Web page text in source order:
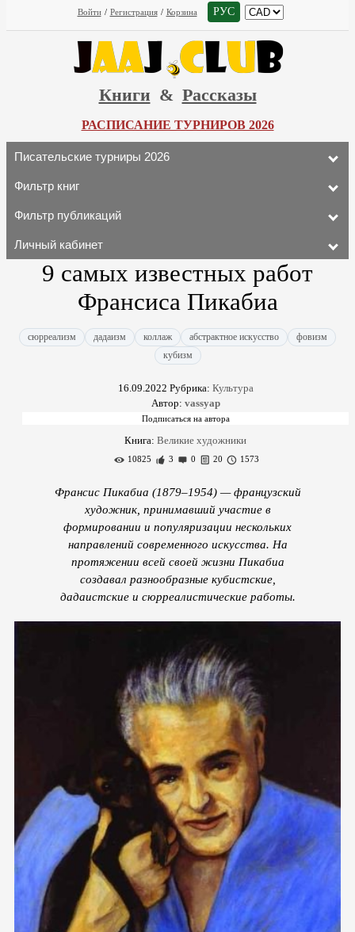
Войти / Регистрация / Корзина РУС
Книги & Рассказы
РАСПИСАНИЕ ТУРНИРОВ 2026
Писательские турниры 2026
Фильтр книг
Фильтр публикаций
Личный кабинет
9 самых известных работ
Франсиса Пикабиа
сюрреализм дадаизм коллаж абстрактное искусство
фовизм
кубизм
16.09.2022 Рубрика: Культура
Автор: vassyap
Книга: Великие художники
10825 3 0 20 1573
Франсис Пикабиа (1879–1954) — французский
художник, принимавший участие в
формировании и популяризации нескольких
направлений современного искусства. На
протяжении всей своей жизни Пикабиа
создавал разнообразные кубистские,
дадаистские и сюрреалистические работы.